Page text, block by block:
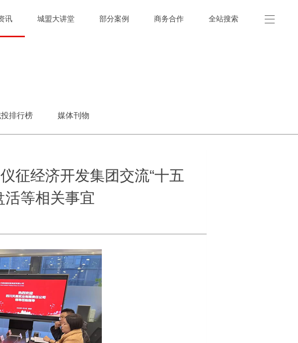
讯 城盟大讲堂 部分案例 商务合作 全站搜索
排行榜 媒体刊物
征经济开发集团交流“十五
活等相关事宜